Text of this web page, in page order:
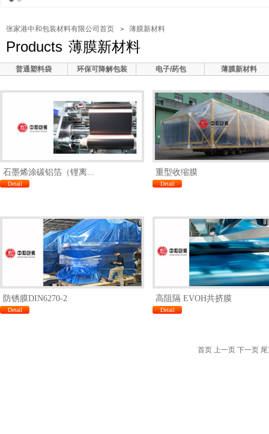
张家港中和包装材料有限公司首页 薄膜新材料
Products 薄膜新材料
普通塑料袋 环保可降解包装 电子/药包 薄膜新材料
石墨烯涂碳铝箔（锂离...
Detail
重型收缩膜
Detail
防锈膜DIN6270-2
Detail
高阻隔 EVOH共挤膜
Detail
首页 上一页 下一页